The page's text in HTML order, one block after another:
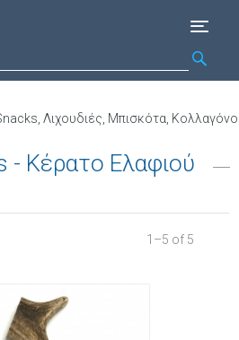
Λιχουδιές, Μπισκότα, Κολλαγόνο
- Κέρατο Ελαφιού
1 –5 of 5